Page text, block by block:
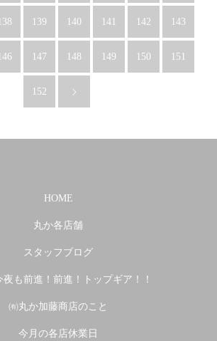
139 140 141 142 143
147 148 149 150 151
152
HOME
丸か各店舗
スタッフブログ
夜も前進！前進！トップギア！！
㈲丸か加藤商店のこと
今月の各店休業日